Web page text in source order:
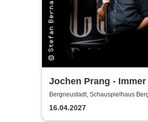
Jochen Prang -
Bergneustadt, Schauspielhaus
16.04.2027